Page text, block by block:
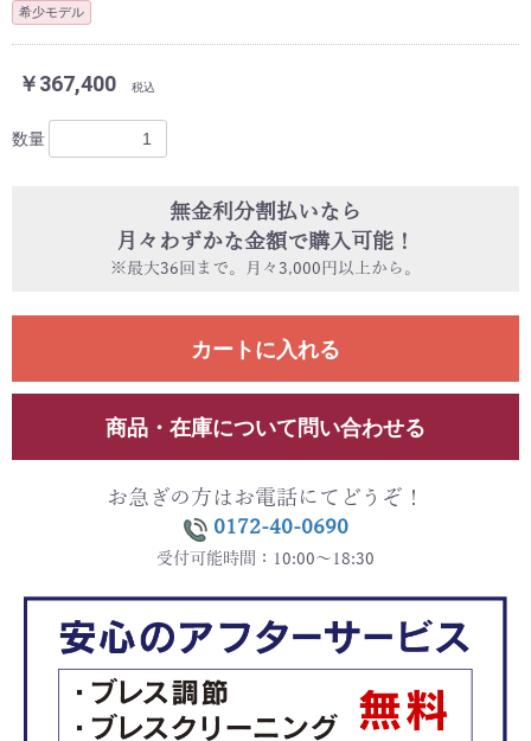
希少モデル
￥367,400 税込
数量
無金利分割払いなら
月々わずかな金額で購入可能！
※最大36回まで。月々3,000円以上から。
カートに入れる
商品・在庫について問い合わせる
お急ぎの方はお電話にてどうぞ！
0172-40-0690
受付可能時間：10:00～18:30